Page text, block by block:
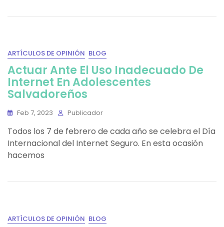
ARTÍCULOS DE OPINIÓN BLOG
Actuar Ante El Uso Inadecuado De
Internet En Adolescentes
Salvadoreños
Feb 7, 2023 Publicador
Todos los 7 de febrero de cada año se celebra el Día
Internacional del Internet Seguro. En esta ocasión
hacemos
ARTÍCULOS DE OPINIÓN BLOG